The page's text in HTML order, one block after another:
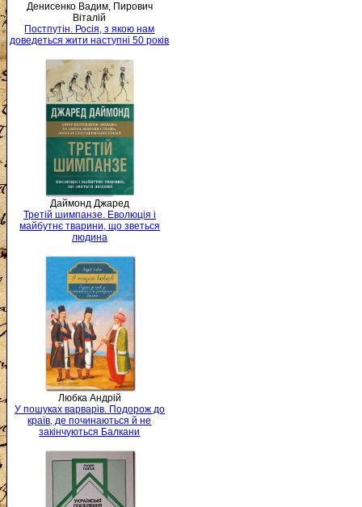
Денисенко Вадим, Пирович
Віталій
Постпутін. Росія, з якою нам
доведеться жити наступні 50 років
Даймонд Джаред
Третій шимпанзе. Еволюція і
майбутнє тварини, що зветься
людина
Любка Андрій
У пошуках варварів. Подорож до
країв, де починаються й не
закінчуються Балкани